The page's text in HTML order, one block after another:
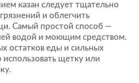
казан следует тщательно
и облегчить
Самый простой способ —
водой и моющим средством.
остатков еды и сильных
щетку или